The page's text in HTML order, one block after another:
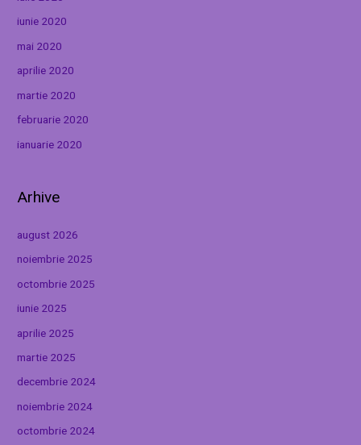
iunie 2020
mai 2020
aprilie 2020
martie 2020
februarie 2020
ianuarie 2020
Arhive
august 2026
noiembrie 2025
octombrie 2025
iunie 2025
aprilie 2025
martie 2025
decembrie 2024
noiembrie 2024
octombrie 2024